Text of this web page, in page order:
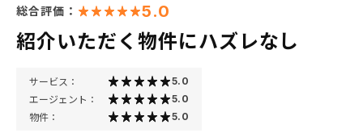
総合評価： 5.0
紹介いただく物件にハズレなし
サービス： 5.0
エージェント： 5.0
物件： 5.0